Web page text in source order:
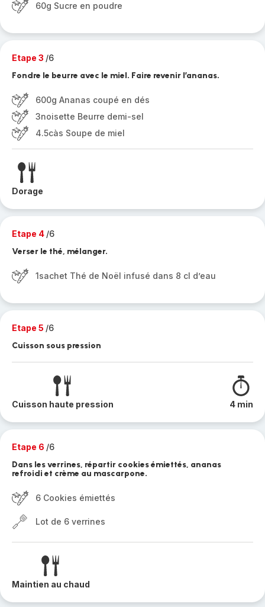
60g Sucre en poudre
Etape 3 /6
Fondre le beurre avec le miel. Faire revenir l’ananas.
600g Ananas coupé en dés
3noisette Beurre demi-sel
4.5càs Soupe de miel
Dorage
Etape 4 /6
Verser le thé, mélanger.
1sachet Thé de Noël infusé dans 8 cl d’eau
Etape 5 /6
Cuisson sous pression
Cuisson haute pression 4 min
Etape 6 /6
Dans les verrines, répartir cookies émiettés, ananas
refroidi et crème au mascarpone.
6 Cookies émiettés
Lot de 6 verrines
Maintien au chaud